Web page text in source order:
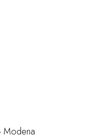
Modena